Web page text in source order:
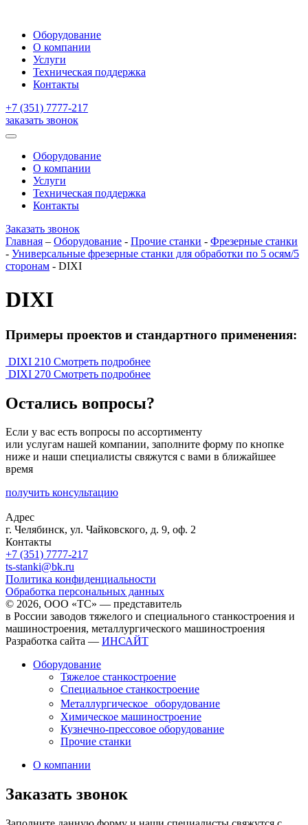
Оборудование
О компании
Услуги
Техническая поддержка
Контакты
+7 (351) 7777-217
заказать звонок
Оборудование
О компании
Услуги
Техническая поддержка
Контакты
Заказать звонок
Главная – Оборудование - Прочие станки - Фрезерные станки
- Универсальные фрезерные станки для обработки по 5 осям/5
сторонам - DIXI
DIXI
Примеры проектов и стандартного применения:
DIXI 210 Смотреть подробнее
DIXI 270 Смотреть подробнее
Остались вопросы?
Если у вас есть вопросы по ассортименту
или услугам нашей компании, заполните форму по кнопке
ниже и наши специалисты свяжутся с вами в ближайшее
время
получить консультацию
Адрес
г. Челябинск, ул. Чайковского, д. 9, оф. 2
Контакты
+7 (351) 7777-217
ts-stanki@bk.ru
Политика конфиденциальности
Обработка персональных данных
© 2026, ООО «ТС» — представитель
в России заводов тяжелого и специального станкостроения и
машиностроения, металлургического машиностроения
Разработка сайта — ИНСАЙТ
Оборудование
Тяжелое станкостроение
Специальное станкостроение
Металлургическое оборудование
Химическое машиностроение
Кузнечно-прессовое оборудование
Прочие станки
О компании
Заказать звонок